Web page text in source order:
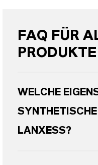
FAQ FÜR
PRODUKTE
WELCHE
LANXESS?